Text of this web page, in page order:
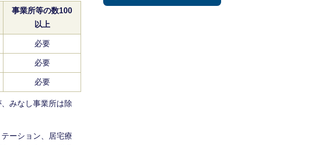
事業所等の数100
以上
必要
必要
必要
みなし事業所は除
ーション、居宅療